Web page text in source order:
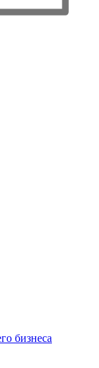
бизнеса